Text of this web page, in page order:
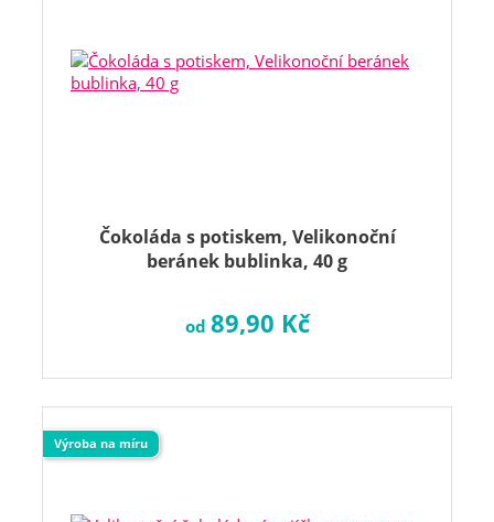
Čokoláda s potiskem, Velikonoční
beránek bublinka, 40 g
od 89,90 Kč
Výroba na míru